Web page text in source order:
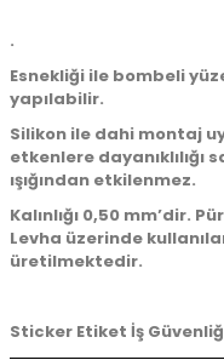
.
Esnekliği ile bombeli
yapılabilir.
Silikon ile dahi montaj
etkenlere dayanıklılığı
ışığından etkilenmez.
Kalınlığı 0,50 mm’dir.
Levha üzerinde
üretilmektedir.
Sticker Etiket İş